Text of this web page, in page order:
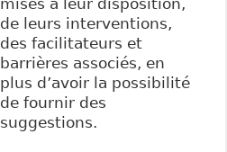
mises à leur disposition,
de leurs interventions,
des facilitateurs et
barrières associés, en
plus d’avoir la possibilité
de fournir des
suggestions.